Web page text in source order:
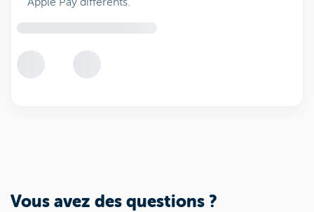
Vous avez des questions ?